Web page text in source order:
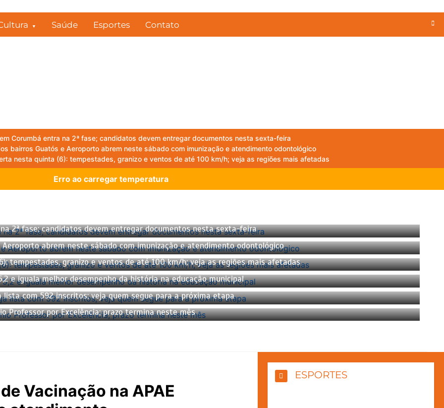
Saúde Esportes Contato
Corumbá entra na 2ª fase; candidatos devem entregar documentos nesta sexta-feira
bairros Guatós e Aeroporto abrem neste sábado com imunização e atendimento odontológico
nesta quinta (6): tempestades, granizo e ventos de até 100 km/h; veja as regiões mais afetadas
Erro ao carregar temperatura
2ª fase; candidatos devem entregar documentos nesta sexta-feira
Aeroporto abrem neste sábado com imunização e atendimento odontológico
tempestades, granizo e ventos de até 100 km/h; veja as regiões mais afetadas
e iguala melhor desempenho da história na educação municipal
lista com 592 inscritos; veja quem segue para a próxima etapa
Professor por Excelência; prazo termina neste mês
Vacinação na APAE
ESPORTES